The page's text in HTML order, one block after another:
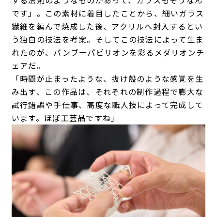
です」。この素材に着目したことから、細いガラス
繊維を編んで焼成した後、アクリルへ封入するとい
う独自の技法を考案。そしてこの技法によって生ま
れたのが、バンブーパビリオンを彩るメダリオンチ
ェアだ。
「時間が止まったような、抜け殻のような感覚を生
み出す、この作品は、それぞれの制作過程で膨大な
試行錯誤や手仕事、高度な職人技によって完成して
います。ほぼ工芸品ですね」